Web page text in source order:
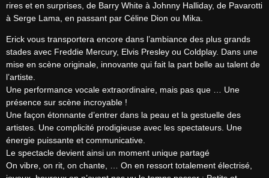
rires et en surprises, de Barry White à Johnny Halliday, de Pavarotti
à Serge Lama, en passant par Céline Dion ou Mika.
Erick vous transportera encore dans l’ambiance des plus grands
stades avec Freddie Mercury, Elvis Presley ou Coldplay. Dans une
mise en scène originale, innovante qui fait la part belle au talent de
l’artiste.
Une performance vocale extraordinaire, mais pas que … Une
présence sur scène incroyable !
Une façon étonnante d’entrer dans la peau et la gestuelle des
artistes. Une complicité prodigieuse avec les spectateurs. Une
énergie puissante et communicative.
Le spectacle devient ainsi un moment unique partagé
On vibre, on rit, on chante, … On en ressort totalement électrisé,